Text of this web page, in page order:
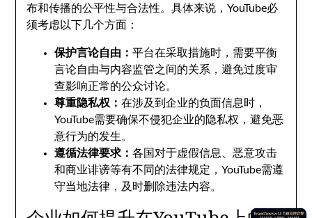
布和传播的公平性与合法性。具体来说，YouTube必
须考虑以下几个方面：
保护言论自由：平台在采取措施时，需要平衡
言论自由与内容监管之间的关系，避免过度审
查影响正常的公众讨论。
尊重隐私权：在涉及到企业的负面信息时，
YouTube需要确保不侵犯企业的隐私权，避免恶
意行为的发生。
遵循法律要求：各国对于虚假信息、恶意攻击
和商业诽谤等有不同的法律规定，YouTube需遵
守当地法律，及时删除违法内容。